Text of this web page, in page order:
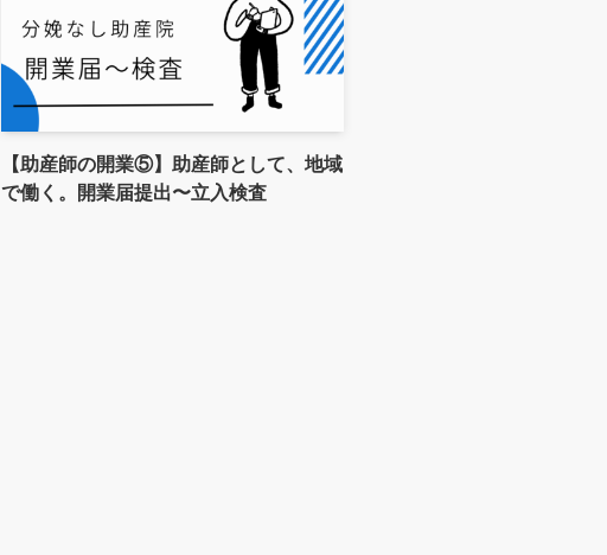
【助産師の開業⑤】助産師として、地域
で働く。開業届提出〜立入検査